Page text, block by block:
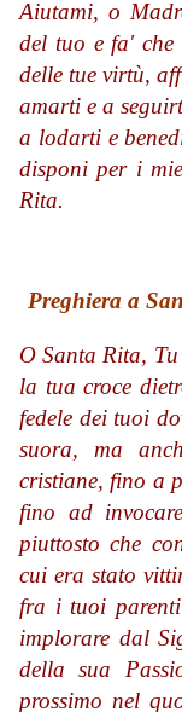
Aiutami, o
del tuo e fa'
delle tue virtù,
amarti e a
a lodarti e
disponi per i
Rita.
Preghiera a
O Santa Rita,
la tua croce
fedele dei tuoi
suora, ma
cristiane, fino a
fino ad
piuttosto che
cui era stato
fra i tuoi
implorare dal
della sua
prossimo nel